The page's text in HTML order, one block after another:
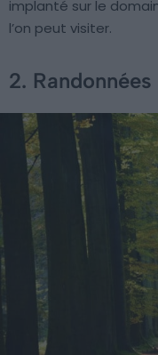
implanté sur le
l’on peut visiter.
2.